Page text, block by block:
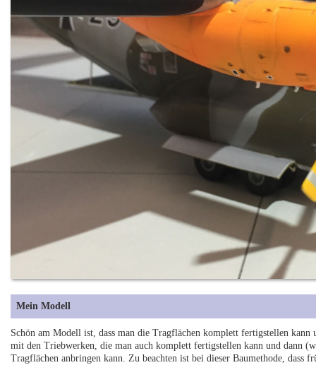
Mein Modell
Schön am Modell ist, dass man die Tragflächen komplett fertigstellen
mit den Triebwerken, die man auch komplett fertigstellen kann und dann
Tragflächen anbringen kann. Zu beachten ist bei dieser Baumethode, dass